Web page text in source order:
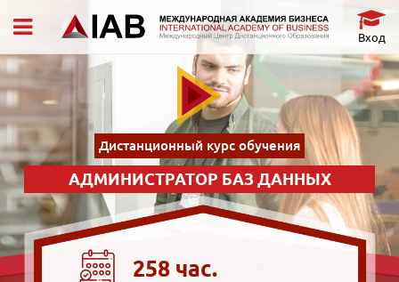
Вход
Дистанционный курс обучения
АДМИНИСТРАТОР БАЗ ДАННЫХ
258 час.